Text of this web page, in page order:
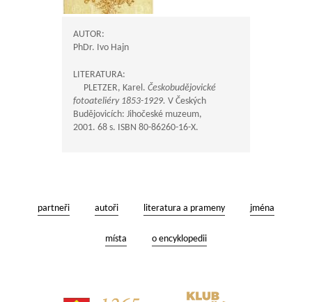
AUTOR:
PhDr. Ivo Hajn
LITERATURA:
PLETZER, Karel. Českobudějovické
fotoateliéry 1853-1929. V Českých
Budějovicích: Jihočeské muzeum,
2001. 68 s. ISBN 80-86260-16-X.
partneři autoři literatura a prameny jména
místa o encyklopedii